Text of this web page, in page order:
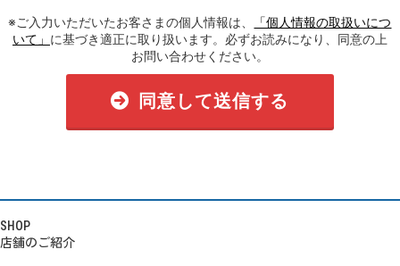
※ご入力いただいたお客さまの個人情報は、
「個人情報の取扱いにつ
いて」 に基づき適正に取り扱います。必ずお読みになり、同意の上
お問い合わせください。
同意して送信する
SHOP
店舗のご紹介